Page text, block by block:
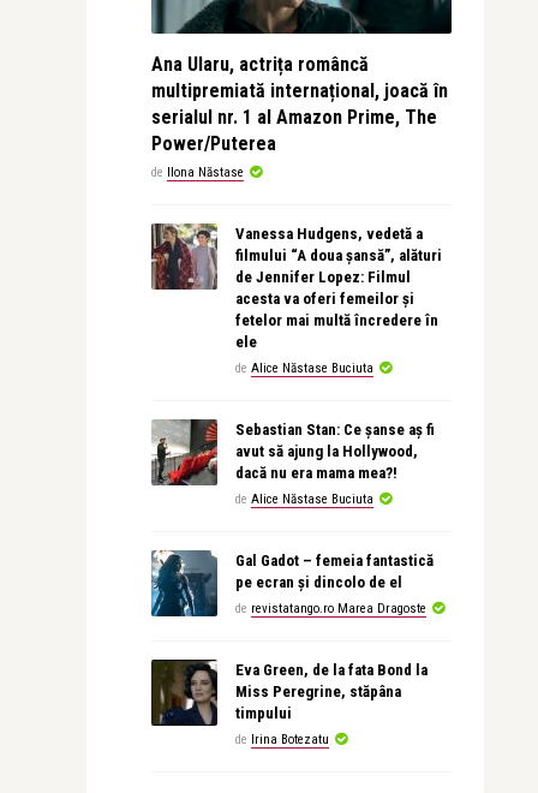
Ana Ularu, actrița româncă
multipremiată internațional, joacă în
serialul nr. 1 al Amazon Prime, The
Power/Puterea
de Ilona Năstase
Vanessa Hudgens, vedetă a
filmului “A doua șansă”, alături
de Jennifer Lopez: Filmul
acesta va oferi femeilor și
fetelor mai multă încredere în
ele
de Alice Năstase Buciuta
Sebastian Stan: Ce șanse aș fi
avut să ajung la Hollywood,
dacă nu era mama mea?!
de Alice Năstase Buciuta
Gal Gadot – femeia fantastică
pe ecran și dincolo de el
de revistatango.ro Marea Dragoste
Eva Green, de la fata Bond la
Miss Peregrine, stăpâna
timpului
de Irina Botezatu